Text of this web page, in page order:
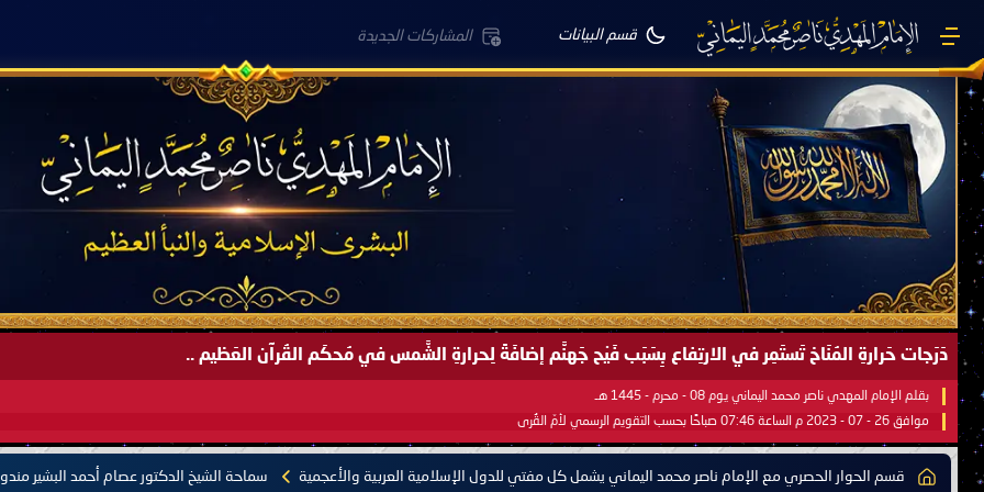
قسم البيانات المشاركات الجديدة
صَيْفُ سَقَرَ يَبدأُ في اجتياحِ شِتاءِ القُطبِ الشَّمالي كَما وعَدناكُم بالحقِّ لعَامِكم هذا (1445 هـ) ..
بقلم الإمام المهدي ناصر محمد اليماني يوم 18 - جمادى الآخرة - 1445 هـ
موافق 31 - 12 - 2023 م الساعة 07:44 صباحًا بحسب التقويم الرسمي لأمّ القُرى
قسم الحوار الحصري مع الإمام ناصر محمد اليماني يشمل كل مفتي للدول الإسلامية العربية والأعجمية سماحة الشيخ الدكتور عصام أحمد البشير